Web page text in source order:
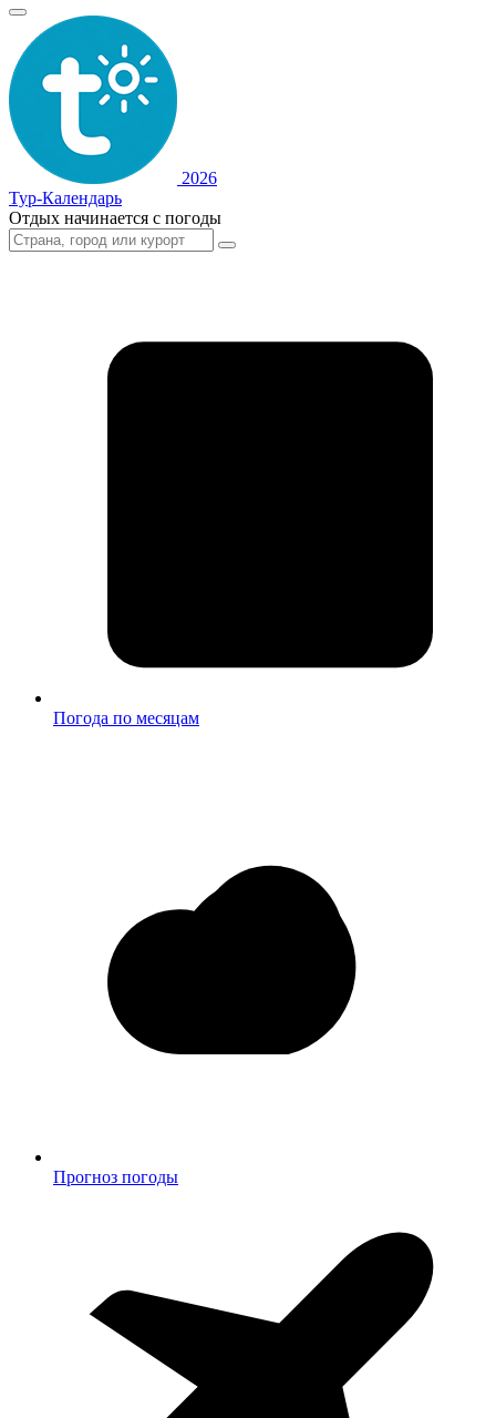
2026
Тур-Календарь
Отдых начинается с погоды
Погода по месяцам
Прогноз погоды